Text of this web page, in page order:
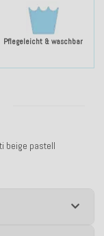
Pflegeleicht & waschbar
beige pastell